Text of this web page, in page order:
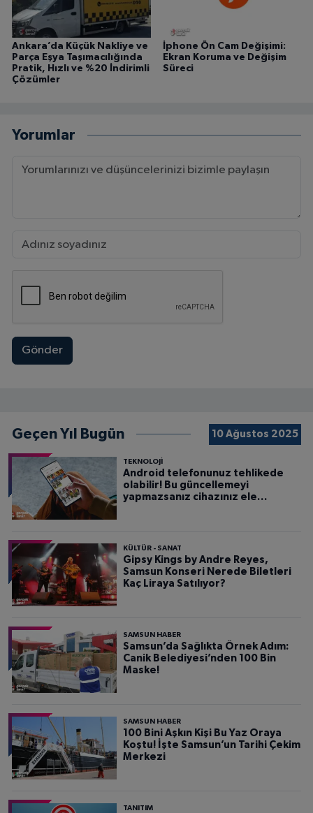
Ankara’da Küçük Nakliye ve
Parça Eşya Taşımacılığında
Pratik, Hızlı ve %20 İndirimli
Çözümler
İphone Ön Cam Değişimi:
Ekran Koruma ve Değişim
Süreci
Yorumlar
Gönder
Geçen Yıl Bugün 10 Ağustos 2025
TEKNOLOJİ
Android telefonunuz tehlikede
olabilir! Bu güncellemeyi
yapmazsanız cihazınız ele
KÜLTÜR - SANAT
Gipsy Kings by Andre Reyes,
Samsun Konseri Nerede Biletleri
Kaç Liraya Satılıyor?
SAMSUN HABER
Samsun’da Sağlıkta Örnek Adım:
Canik Belediyesi’nden 100 Bin
Maske!
SAMSUN HABER
100 Bini Aşkın Kişi Bu Yaz Oraya
Koştu! İşte Samsun’un Tarihi Çekim
Merkezi
TANITIM